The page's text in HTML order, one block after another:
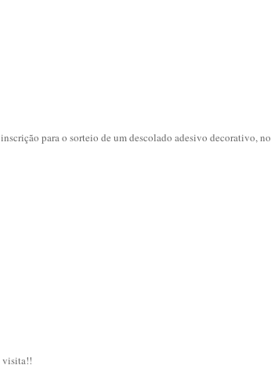
para o sorteio de um descolado adesivo decorativo, no
visita!!